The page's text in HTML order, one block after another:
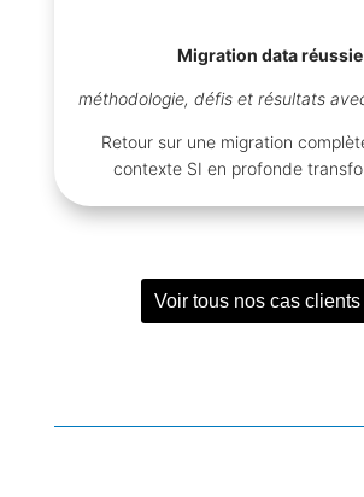
Migration data réussie
méthodologie, défis et résultats
Retour sur une migration
contexte SI en profonde
Voir tous nos cas clients